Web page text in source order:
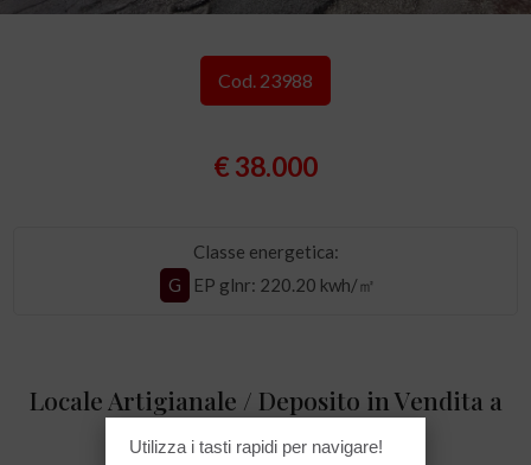
Cod. 23988
€ 38.000
Classe energetica:
G
EP glnr: 220.20 kwh/㎡
Locale Artigianale / Deposito in Vendita a
San Benedetto del Tronto
Utilizza i tasti rapidi per navigare!